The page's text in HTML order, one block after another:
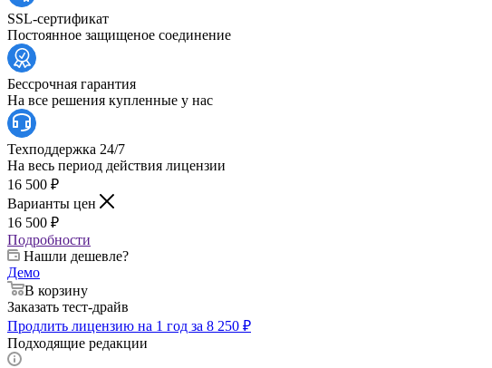
SSL-сертификат
Постоянное защищеное соединение
Бессрочная гарантия
На все решения купленные у нас
Техподдержка 24/7
На весь период действия лицензии
16 500 ₽
Варианты цен
16 500 ₽
Подробности
Нашли дешевле?
Демо
В корзину
Заказать тест-драйв
Продлить лицензию на 1 год за 8 250 ₽
Подходящие редакции